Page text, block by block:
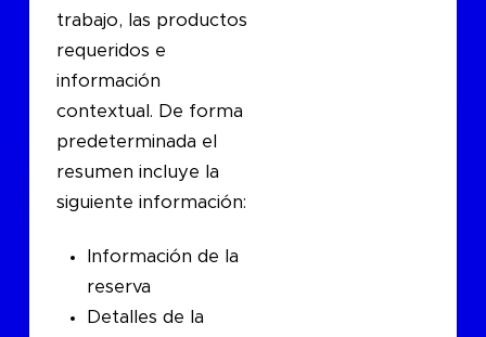
trabajo, las productos
requeridos e
información
contextual. De forma
predeterminada el
resumen incluye la
siguiente información:
Información de la
reserva
Detalles de la